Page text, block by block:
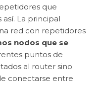
que
La principal
red con repetidores
nodos que se
puntos de
al router sino
conectarse entre